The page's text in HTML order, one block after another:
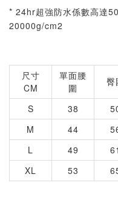
* 24hr超強防水係數高達
20000g/cm2
尺寸
CM
單面腰
圍
臀
S 38
M
44
L
49 61
XL
53